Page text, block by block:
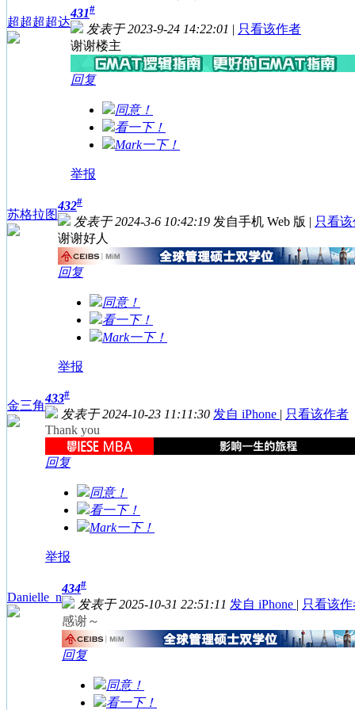
超超超超达
431#
发表于 2023-9-24 14:22:01 | 只看该作者
谢谢楼主
回复
同意！
看一下！
Mark一下！
举报
苏格拉图
432#
发表于 2024-3-6 10:42:19 发自手机 Web 版 | 只看
谢谢好人
回复
同意！
看一下！
Mark一下！
举报
金三角
433#
发表于 2024-10-23 11:11:30 发自 iPhone | 只看该作者
Thank you
回复
同意！
看一下！
Mark一下！
举报
Danielle_n
434#
发表于 2025-10-31 22:51:11 发自 iPhone | 只看该
感谢～
回复
同意！
看一下！